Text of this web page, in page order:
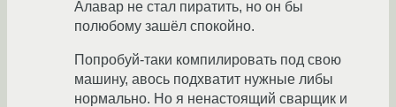
Алавар не стал пиратить, но он бы
полюбому зашёл спокойно.
Попробуй-таки компилировать под свою
машину, авось подхватит нужные либы
нормально. Но я ненастоящий сварщик и